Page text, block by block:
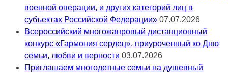
военной операции, и других категорий лиц в
субъектах Российской Федерации» 07.07.2026
Всероссийский многожанровый дистанционный
конкурс «Гармония сердец», приуроченный ко Дню
семьи, любви и верности 03.07.2026
Приглашаем многодетные семьи на душевный